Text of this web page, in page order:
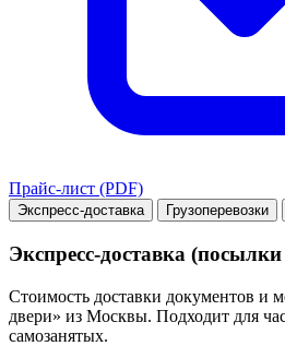
Прайс-лист (PDF)
Экспресс-доставка Грузоперевозки
Экспресс-доставка
Стоимость доставки документов и
двери» из Москвы. Подходит для
самозанятых.